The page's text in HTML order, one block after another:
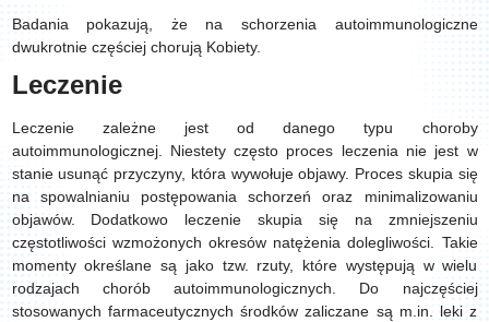
Badania pokazują, że na schorzenia autoimmunologiczne
dwukrotnie częściej chorują Kobiety.
Leczenie
Leczenie zależne jest od danego typu choroby
autoimmunologicznej. Niestety często proces leczenia nie jest w
stanie usunąć przyczyny, która wywołuje objawy. Proces skupia się
na spowalnianiu postępowania schorzeń oraz minimalizowaniu
objawów. Dodatkowo leczenie skupia się na zmniejszeniu
częstotliwości wzmożonych okresów natężenia dolegliwości. Takie
momenty określane są jako tzw. rzuty, które występują w wielu
rodzajach chorób autoimmunologicznych. Do najczęściej
stosowanych farmaceutycznych środków zaliczane są m.in. leki z